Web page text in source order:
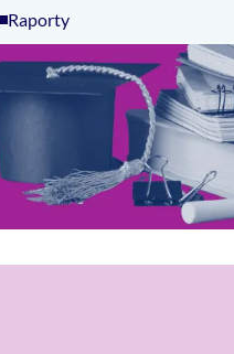
Raporty